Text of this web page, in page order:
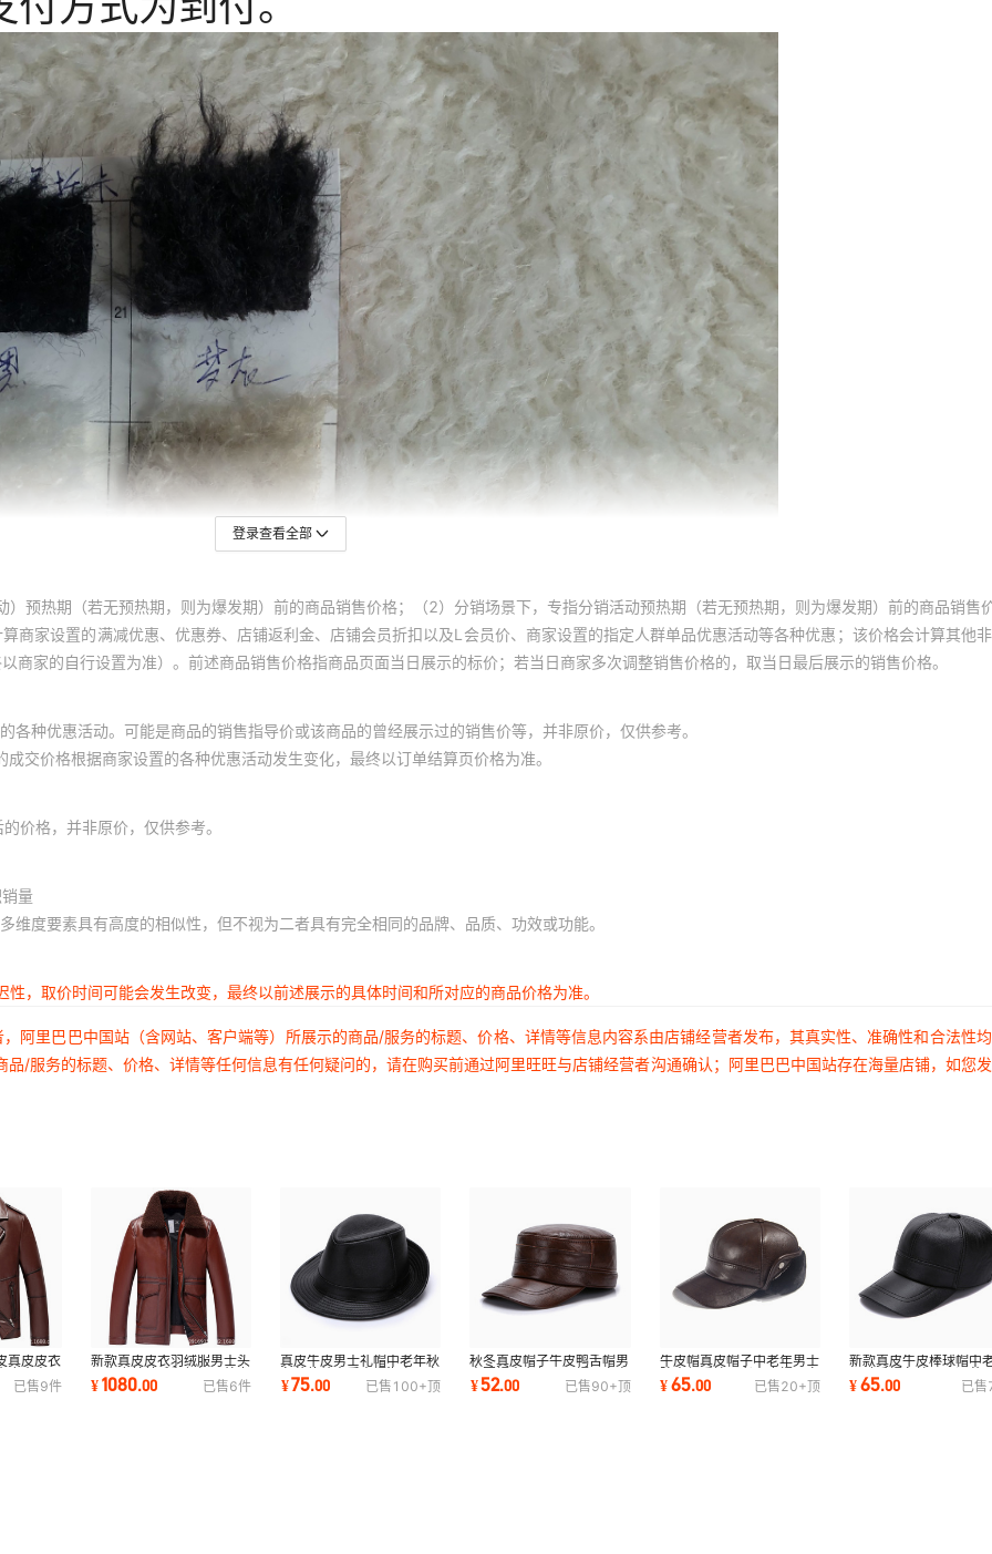
登录查看全部
预热期（若无预热期，则为爆发期）前的商品销售价格；（2）分销场景下，专指分销活动预热期（若无预热期，则为爆发期）前的商品销售
商家设置的满减优惠、优惠券、店铺返利金、店铺会员折扣以及L会员价、商家设置的指定人群单品优惠活动等各种优惠；该价格会计算其他
家的自行设置为准）。前述商品销售价格指商品页面当日展示的标价；若当日商家多次调整销售价格的，取当日最后展示的销售价格。
种优惠活动。可能是商品的销售指导价或该商品的曾经展示过的销售价等，并非原价，仅供参考。
交价格根据商家设置的各种优惠活动发生变化，最终以订单结算页价格为准。
价格，并非原价，仅供参考。
量
度要素具有高度的相似性，但不视为二者具有完全相同的品牌、品质、功效或功能。
，取价时间可能会发生改变，最终以前述展示的具体时间和所对应的商品价格为准。
阿里巴巴中国站（含网站、客户端等）所展示的商品/服务的标题、价格、详情等信息内容系由店铺经营者发布，其真实性、准确性和合法性
/服务的标题、价格、详情等任何信息有任何疑问的，请在购买前通过阿里旺旺与店铺经营者沟通确认；阿里巴巴中国站存在海量店铺，如您
真皮皮衣
已售9件
新款真皮皮衣羽绒服男士头
层牛皮羊羔毛翻领加厚外套
海宁一件代发
¥1080.00 已售6件
真皮牛皮男士礼帽中老年秋
冬英伦绅士爵士帽海宁厂家
直销一件代发
¥75.00 已售 100+顶
秋冬真皮帽子牛皮鸭舌帽男
士军帽中老年平顶帽厂家直
销一件代发
¥52.00 已售90+顶
牛皮帽真皮帽子中老年男士
防寒保暖护耳老人皮帽厂家
直销一件代发
¥65.00 已售20+顶
新款真皮牛皮棒球帽中
男鸭舌帽冬护耳可调节
直销一件代发
¥65.00 已售